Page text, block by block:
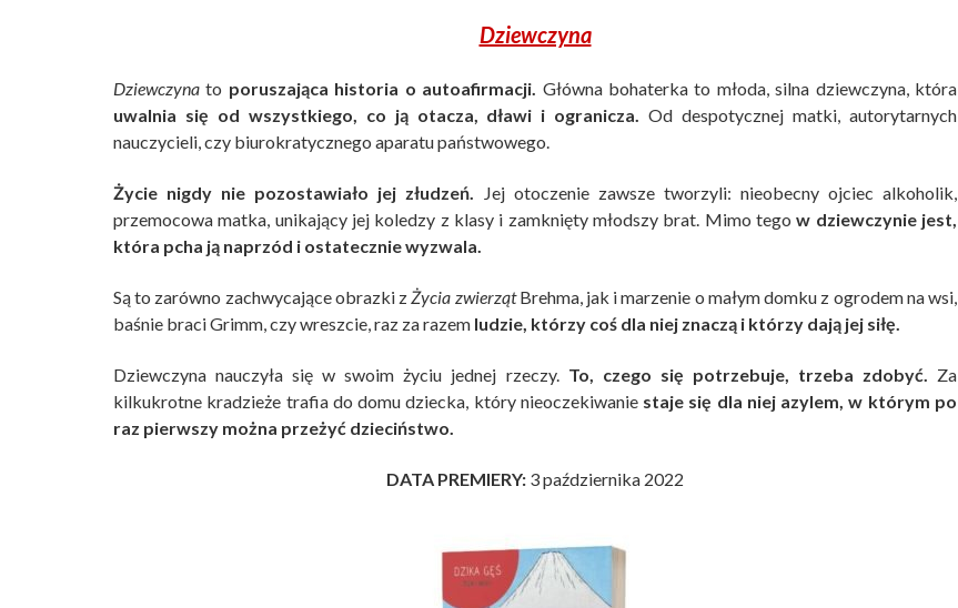
Dziewczyna
Dziewczynato poruszająca historia o autoafirmacji. Główna bohaterka to młoda, silna dziewczyna, która
uwalnia się od wszystkiego, co ją otacza, dławi i ogranicza.
Od despotycznej matki, autorytarnych
nauczycieli, czy biurokratycznego aparatu państwowego.
Życie nigdy nie pozostawiało jej złudzeń.
Jej otoczenie zawsze tworzyli: nieobecny ojciec alkoholik,
przemocowa matka, unikający jej koledzy z klasy i zamknięty młodszy brat. Mimo tegow dziewczynie jest,
która pcha ją naprzód i ostatecznie wyzwala.
Są to zarówno zachwycające obrazki z Życia zwierzątBrehma, jak i marzenie o małym domku z ogrodem na wsi,
baśnie braci Grimm, czy wreszcie, raz za razem ludzie, którzy coś dla niej znaczą i którzy dają jej siłę.
Dziewczyna nauczyła się w swoim życiu jednej rzeczy. To, czego się potrzebuje, trzeba zdobyć.
Za
kilkukrotne kradzieże trafia do domu dziecka, który nieoczekiwaniestaje się dla niej azylem, w którym po
raz pierwszy można przeżyć dzieciństwo.
DATA PREMIERY: 3 października 2022